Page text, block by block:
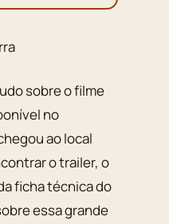
sobre o filme
no
ao local
o trailer, o
ficha técnica do
essa grande